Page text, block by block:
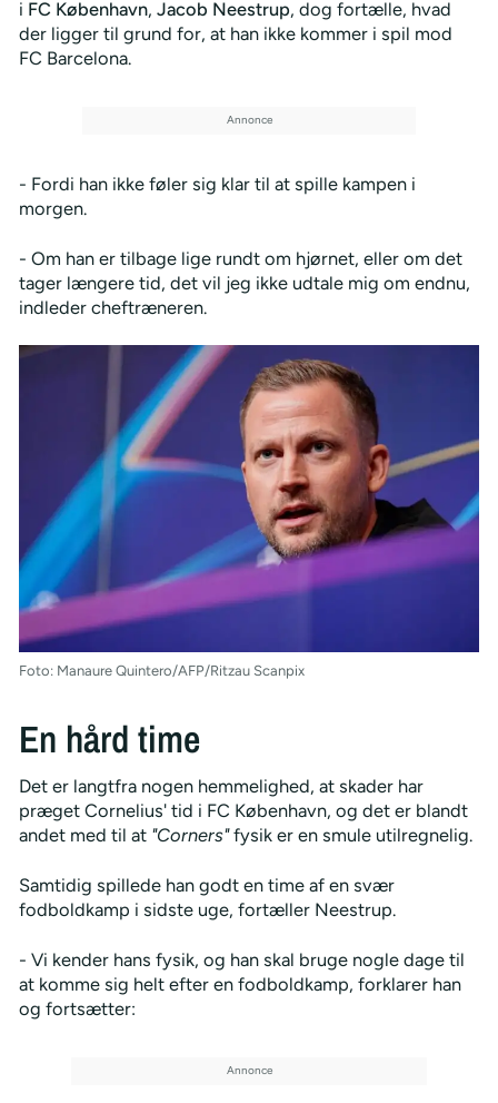
i FC København, Jacob Neestrup, dog fortælle, hvad
der ligger til grund for, at han ikke kommer i spil mod
FC Barcelona.
- Fordi han ikke føler sig klar til at spille kampen i
morgen.
- Om han er tilbage lige rundt om hjørnet, eller om det
tager længere tid, det vil jeg ikke udtale mig om endnu,
indleder cheftræneren.
Foto: Manaure Quintero/AFP/Ritzau Scanpix
En hård time
Det er langtfra nogen hemmelighed, at skader har
præget Cornelius' tid i FC København, og det er blandt
andet med til at "Corners"fysik er en smule utilregnelig.
Samtidig spillede han godt en time af en svær
fodboldkamp i sidste uge, fortæller Neestrup.
- Vi kender hans fysik, og han skal bruge nogle dage til
at komme sig helt efter en fodboldkamp, forklarer han
og fortsætter: